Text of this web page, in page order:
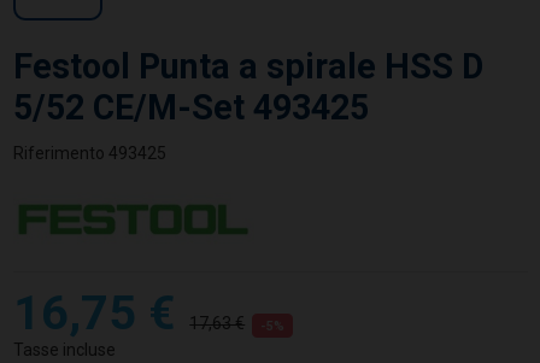
Festool Punta a spirale HSS D
5/52 CE/M-Set 493425
Riferimento 493425
16,75 € 17,63 €
Tasse incluse